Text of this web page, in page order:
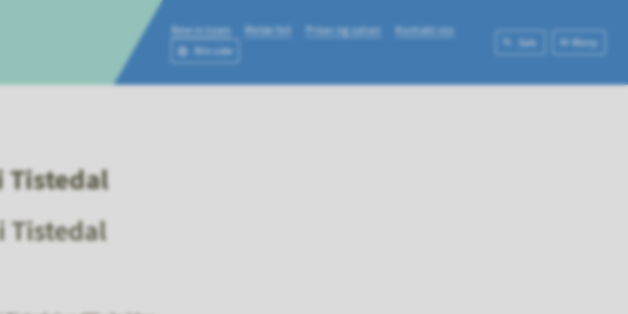
Meny
Søk
New in town Melde feil Priser og satser
Kontakt oss
Min side
Tistedal
Tistedal